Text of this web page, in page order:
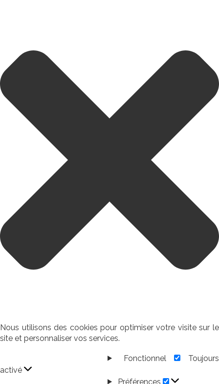
Nous utilisons des cookies pour optimiser votre visite sur le
site et personnaliser vos services.
Fonctionnel
Toujours
activé
Préférences